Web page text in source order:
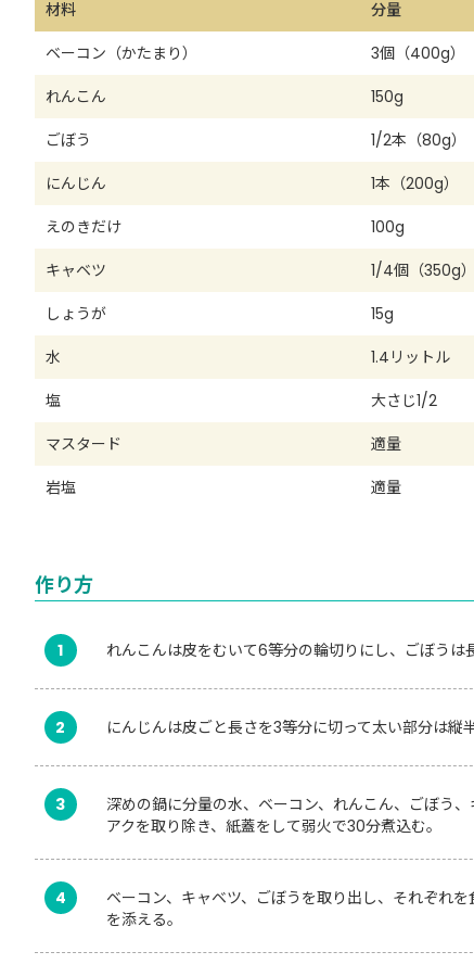
材料
分量
ベーコン（かたまり）
3個（400g）
れんこん
150g
ごぼう
1/2本（80g）
にんじん
1本（200g）
えのきだけ
100g
キャベツ
1/4個（350g）
しょうが
15g
水
1.4リットル
塩
大さじ1/2
マスタード
適量
岩塩
適量
作り方
1 れんこんは皮をむいて6等分の輪切りにし、ごぼうは
2 にんじんは皮ごと長さを3等分に切って太い部分は縦
3
深めの鍋に分量の水、ベーコン、れんこん、ごぼう
アクを取り除き、紙蓋をして弱火で30分煮込む。
4
ベーコン、キャベツ、ごぼうを取り出し、それぞれ
を添える。